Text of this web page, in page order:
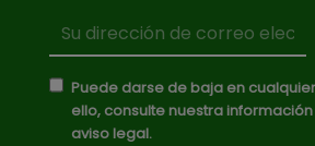
Puede darse de baja en
ello, consulte nuestra
aviso legal.